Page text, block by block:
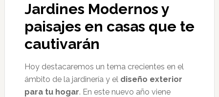
Jardines Modernos y
paisajes en casas que te
cautivarán
Hoy destacaremos un tema crecientes en el
ámbito de la jardinería y el diseño exterior
para tu hogar. En este nuevo año viene